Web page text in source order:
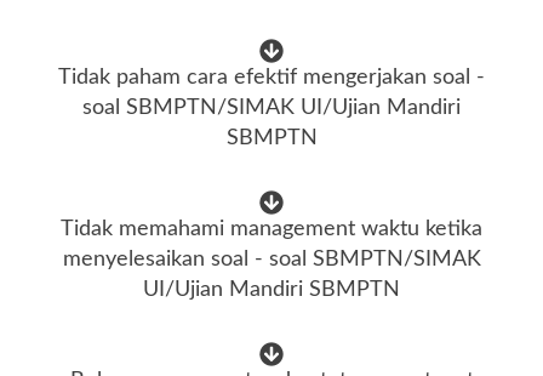
Tidak paham cara efektif mengerjakan soal -
soal SBMPTN/SIMAK UI/Ujian Mandiri
SBMPTN
Tidak memahami management waktu ketika
menyelesaikan soal - soal SBMPTN/SIMAK
UI/Ujian Mandiri SBMPTN